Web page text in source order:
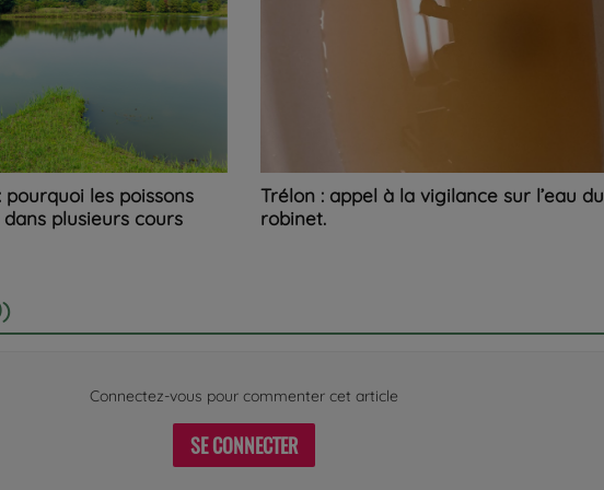
les poissons
plusieurs cours
Trélon : appel à la vigilance sur l’eau du
robinet.
Connectez-vous pour commenter cet article
SE CONNECTER